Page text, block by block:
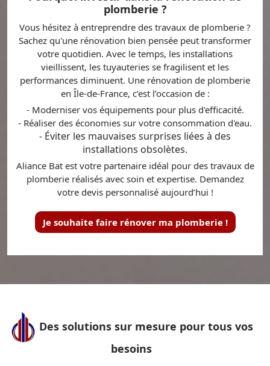
plomberie ?
Vous hésitez à entreprendre des travaux de plomberie ?
Sachez qu'une rénovation bien pensée peut transformer
votre quotidien. Avec le temps, les installations
vieillissent, les tuyauteries se fragilisent et les
performances diminuent. Une rénovation de plomberie
en Île-de-France, c’est l’occasion de :
- Moderniser vos équipements pour plus d'efficacité.
- Réaliser des économies sur votre consommation d'eau.
- Éviter les mauvaises surprises liées à des
installations obsolètes.
Aliance Bat est votre partenaire idéal pour des travaux de
plomberie réalisés avec soin et expertise. Demandez
votre devis personnalisé aujourd’hui !
Je souhaite faire rénover ma plomberie !
Des solutions sur mesure pour tous vos
besoins